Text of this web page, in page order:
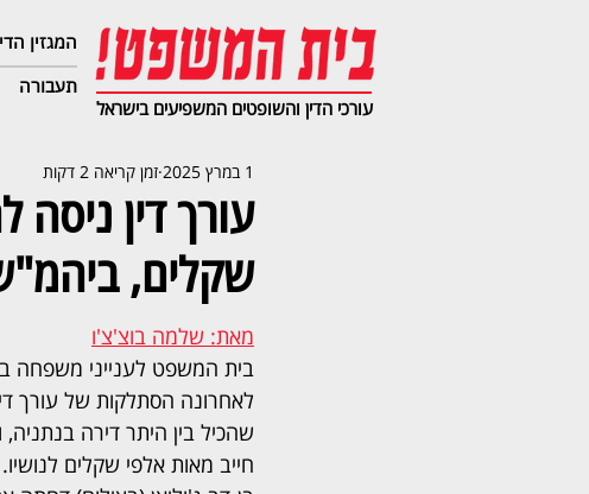
המגזין
תעבורה
עורכי הדין והשופטים המשפיעים בישראל
עורך דין
שקלים,
1 במרץ 2025 זמן קריאה 2 דקות
מאת: שלמה בוצ'צ'ו
בית המשפט לענייני משפחה
לאחרונה הסתלקות של עורך
שהכיל בין היתר דירה בנתניה,
חייב מאות אלפי שקלים